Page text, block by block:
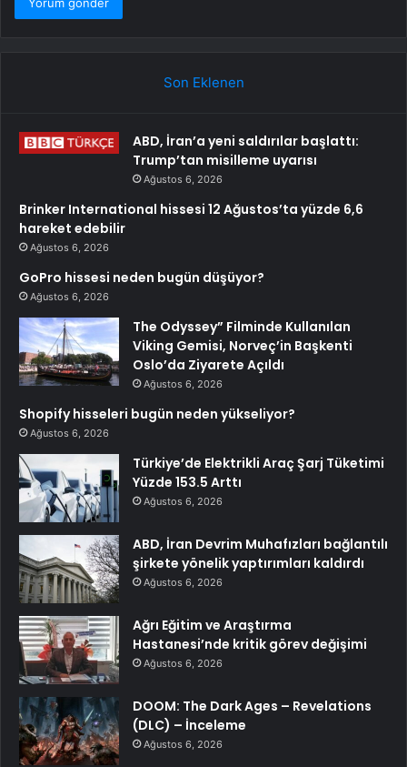
Son Eklenen
ABD, İran’a yeni saldırılar başlattı:
Trump’tan misilleme uyarısı
Ağustos 6, 2026
Brinker International hissesi 12 Ağustos’ta yüzde 6,6
hareket edebilir
Ağustos 6, 2026
GoPro hissesi neden bugün düşüyor?
Ağustos 6, 2026
The Odyssey” Filminde Kullanılan
Viking Gemisi, Norveç’in Başkenti
Oslo’da Ziyarete Açıldı
Ağustos 6, 2026
Shopify hisseleri bugün neden yükseliyor?
Ağustos 6, 2026
Türkiye’de Elektrikli Araç Şarj Tüketimi
Yüzde 153.5 Arttı
Ağustos 6, 2026
ABD, İran Devrim Muhafızları bağlantılı
şirkete yönelik yaptırımları kaldırdı
Ağustos 6, 2026
Ağrı Eğitim ve Araştırma
Hastanesi’nde kritik görev değişimi
Ağustos 6, 2026
DOOM: The Dark Ages – Revelations
(DLC) – İnceleme
Ağustos 6, 2026